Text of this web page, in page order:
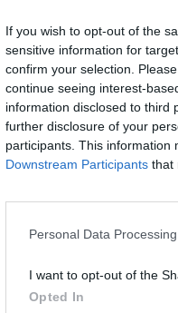
If you wish to opt-out of the
sensitive information for
confirm your selection.
continue seeing interest-
information disclosed to third
further disclosure of your
participants. This information
Downstream Participants that
Personal Data
I want to opt-out of the
Opted In